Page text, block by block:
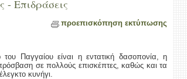
- Επιδράσεις
προεπισκόπηση εκτύπωσης
Παγγαίου είναι η εντατική δασοπονία, η
σε πολλούς επισκέπτες, καθώς και τα
κυνήγι.